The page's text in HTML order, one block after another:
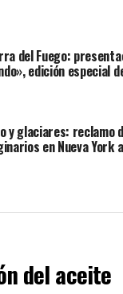
del Fuego:
edición especial
y glaciares: reclamo
en Nueva York
del aceite